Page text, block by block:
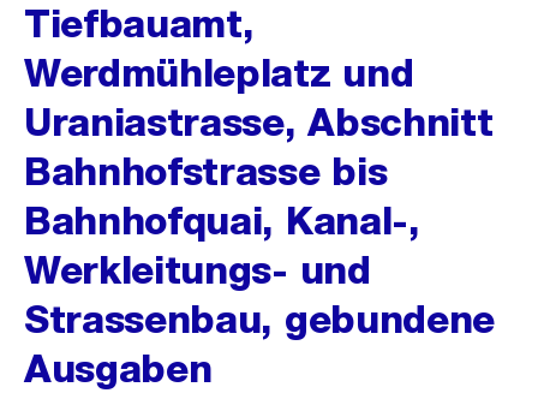
Tiefbauamt,
Werdmühleplatz und
Uraniastrasse, Abschnitt
Bahnhofstrasse bis
Bahnhofquai, Kanal-,
Werkleitungs- und
Strassenbau, gebundene
Ausgaben